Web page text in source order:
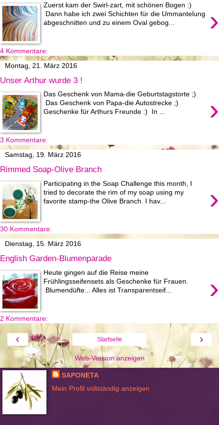
›
Zuerst kam der Swirl-zart, mit schönen Bogen :)
Dann habe ich zwei Schichten für die Ummantelung
abgeschnitten und zu einem Oval gebog...
4 Kommentare:
Montag, 21. März 2016
Unser Arthur wurde 3 !
›
Das Geschenk von Mama-die Geburtstagstorte ;)
Das Geschenk von Papa-die Autostrecke ;)
Geschenke für Arthurs Freunde :) In ...
3 Kommentare:
Samstag, 19. März 2016
Rimmed Soap-Olive Branch
›
Participating in the Soap Challenge this month, I
tried to decorate the rim of my soap using my
favorite stamp-the Olive Branch. I hav...
30 Kommentare:
Dienstag, 15. März 2016
English Garden-Blumenparade
›
Heute gingen auf die Reise meine
Frühlingsseifensets als Geschenke für Frauen.
Blumendüfte... Alles ist Transparentseif...
2 Kommentare:
‹ ›
Startseite
Web-Version anzeigen
SAPONETA
Mein Profil vollständig anzeigen